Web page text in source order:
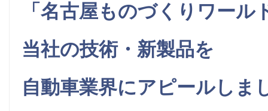
「名古屋ものづくりワール
当社の技術・新製品を
自動車業界にアピールしま